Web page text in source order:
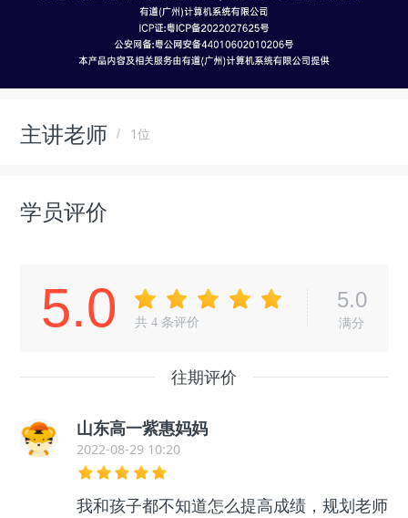
主讲老师 1位
学员评价
5.0 共4 条评价
5.0
满分
往期评价
山东高一紫惠妈妈
2022-08-29 10:20
我和孩子都不知道怎么提高成绩，规划老师